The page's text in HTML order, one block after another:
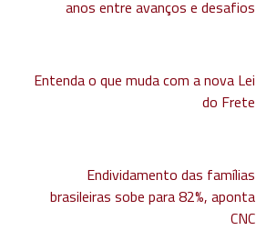
anos entre avanços e desafios
Entenda o que muda com a nova Lei
do Frete
Endividamento das famílias
brasileiras sobe para 82%, aponta
CNC